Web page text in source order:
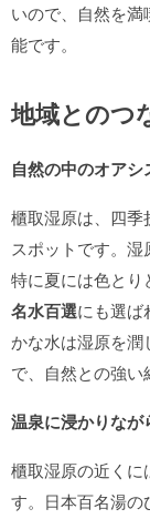
いので、自然を
能です。
地域とのつ
自然の中のオアシ
櫃取湿原は、四
スポットです。湿
特に夏には色とり
名水百選にも選ば
かな水は湿原を潤
で、自然との強い
温泉に浸かりなが
櫃取湿原の近くに
す。日本百名湯